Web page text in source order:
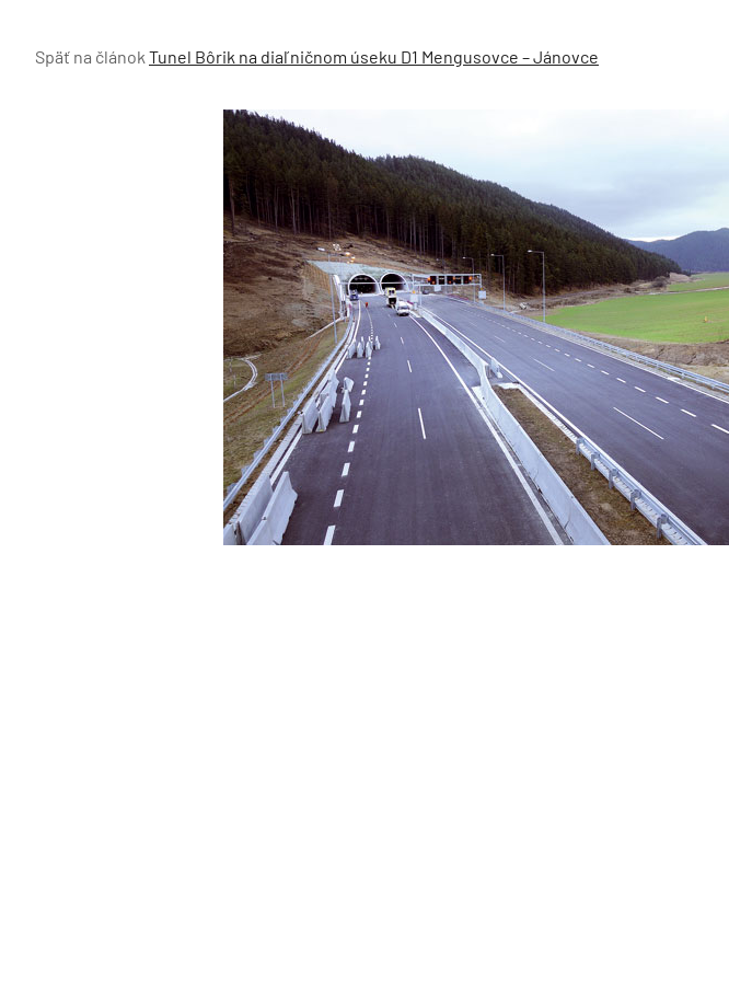
Späť na článok Tunel Bôrik na diaľničnom úseku D1 Mengusovce – Jánovce